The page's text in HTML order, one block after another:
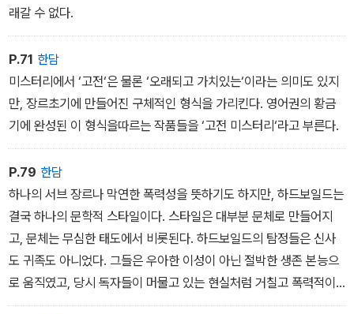
래갈 수 없다.
P.71 한담
미스터리에서 ‘고전‘은 물론 ‘오래되고 가치있는‘이라는 의미도 있지
만, 장르초기에 만들어진 구체적인 형식을 가리킨다. 영어권의 황금
기에 완성된 이 형식을따르는 작품들을 ‘고전 미스터리‘라고 부른다.
P.79 한담
하나의 서브 장르나 막연한 폭력성을 뜻하기도 하지만, 하드보일드는
결국 하나의 문학적 스타일이다. 스타일은 대부분 문체로 만들어지
고, 문체는 무심한 태도에서 비롯된다. 하드보일드의 탐정들은 신사
도 귀족도 아니었다. 그들은 우아한 이성이 아닌 절박한 생존 본능으
로 움직였고, 당시 독자들이 머물고 있는 현실처럼 거칠고 폭력적이
었다.